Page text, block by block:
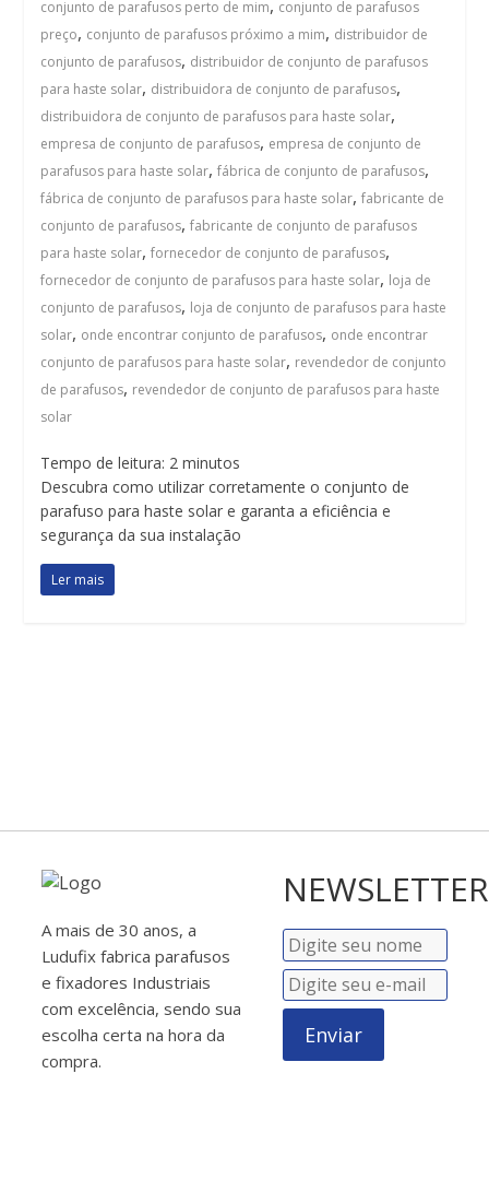
conjunto de parafusos perto de mim, conjunto de parafusos
preço, conjunto de parafusos próximo a mim, distribuidor de
conjunto de parafusos, distribuidor de conjunto de parafusos
para haste solar, distribuidora de conjunto de parafusos,
distribuidora de conjunto de parafusos para haste solar,
empresa de conjunto de parafusos, empresa de conjunto de
parafusos para haste solar,fábrica de conjunto de parafusos,
fábrica de conjunto de parafusos para haste solar,fabricante de
conjunto de parafusos,fabricante de conjunto de parafusos
para haste solar,fornecedor de conjunto de parafusos,
fornecedor de conjunto de parafusos para haste solar, loja de
conjunto de parafusos, loja de conjunto de parafusos para haste
solar, onde encontrar conjunto de parafusos, onde encontrar
conjunto de parafusos para haste solar, revendedor de conjunto
de parafusos, revendedor de conjunto de parafusos para haste
solar
Tempo de leitura: 2 minutos
Descubra como utilizar corretamente o conjunto de
parafuso para haste solar e garanta a eficiência e
segurança da sua instalação
Ler mais
A mais de 30 anos, a
Ludufix fabrica parafusos
e fixadores Industriais
com excelência, sendo sua
escolha certa na hora da
compra.
NEWSLETTER
Enviar